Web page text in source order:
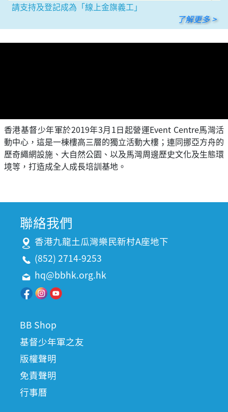
請支持及登記成為「線上金旗義工」
了解更多 >
香港基督少年軍於2019年3月1日起營運Event Centre馬灣活
動中心，這是一棟樓高三層的獨立活動大樓；連同挪亞方舟的
歷奇繩網設施、大自然公園、以及馬灣周邊歷史文化及生態環
境等，打造成全人成長培訓基地。
聯絡我們
香港九龍土瓜灣樂民新村A座地下
(852) 2714-9253
hq@bbhk.org.hk
BB Shop
基督少年軍之友
版權聲明
免責聲明
行事曆